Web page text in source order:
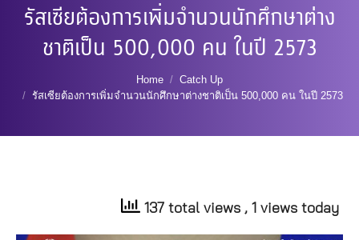
รัสเซียต้องการเพิ่มจำนวนนักศึกษาต่าง
ชาติเป็น 500,000 คน ในปี 2573
Home
Catch Up
รัสเซียต้องการเพิ่มจำนวนนักศึกษาต่างชาติเป็น 500,000 คน ในปี 2573
137 total views , 1 views today